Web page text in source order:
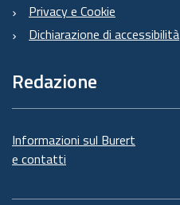
Privacy e Cookie
Dichiarazione di accessibilità
Redazione
Informazioni sul Burert
e contatti